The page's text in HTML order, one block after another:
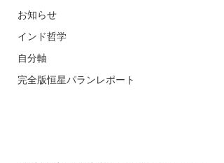
お知らせ
インド哲学
自分軸
完全版恒星パランレポート